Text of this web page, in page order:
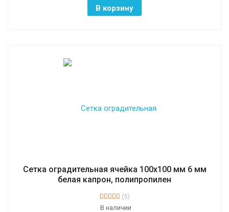
В корзину
Сетка оградительная ячейка 100х100 мм 6 мм
белая капрон, полипропилен
(5)
В наличии